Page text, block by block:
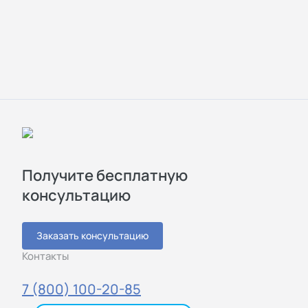
Получите бесплатную
консультацию
Заказать консультацию
Контакты
7 (800) 100-20-85